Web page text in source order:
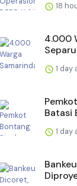
18
4.000
1 day
Batasi
1 day